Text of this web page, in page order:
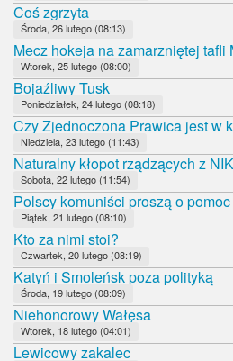
Coś zgrzyta
Środa, 26 lutego (08:13)
Mecz hokeja na zamarzniętej tafli
Wtorek, 25 lutego (08:00)
Bojaźliwy Tusk
Poniedziałek, 24 lutego (08:18)
Czy Zjednoczona Prawica jest w
Niedziela, 23 lutego (11:43)
Naturalny kłopot rządzących z NIK
Sobota, 22 lutego (11:54)
Polscy komuniści proszą o pomoc
Piątek, 21 lutego (08:10)
Kto za nimi stoi?
Czwartek, 20 lutego (08:19)
Katyń i Smoleńsk poza polityką
Środa, 19 lutego (08:09)
Niehonorowy Wałęsa
Wtorek, 18 lutego (04:01)
Lewicowy zakalec